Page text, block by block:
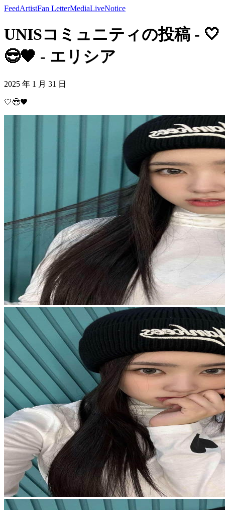
FeedArtistFan LetterMediaLiveNotice
UNISコミュニティの投稿 - 🤍
😎🖤 - エリシア
2025 年 1 月 31 日
🤍😎🖤